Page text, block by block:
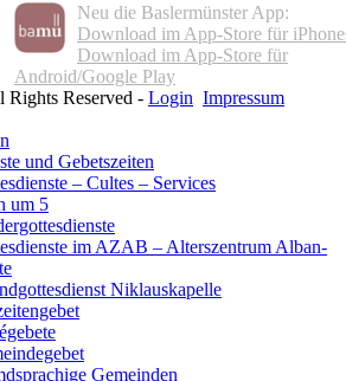
Neu die Baslermünster App:
Download im App-Store für
Download im App-Store für
Android/Google Play
Reserved - Login Impressum
und Gebetszeiten
– Cultes – Services
um 5
im AZAB – Alterszentrum Alban-
Niklauskapelle
Gemeinden